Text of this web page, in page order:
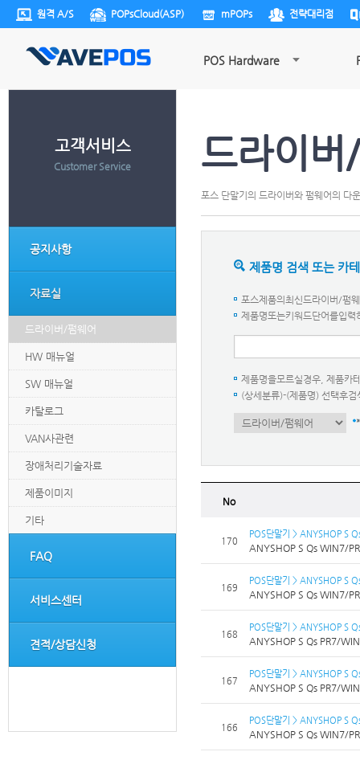
원격 A/S POPsCloud(ASP) mPOPs 전략대리점
POS Hardware
고객서비스
Customer Service
공지사항
자료실
드라이버/펌웨어
HW 매뉴얼
SW 매뉴얼
카탈로그
VAN사관련
장애처리기술자료
제품이미지
기타
FAQ
서비스센터
견적/상담신청
드라이버
포스 단말기의 드라이버와 펌웨어의 다
제품명 검색 또는 카
포스제품의최신드라이버/펌
제품명또는키워드단어를입
제품명을모르실경우, 제품카
(상세분류)-(제품명) 선택후
No
170
POS단말기 > ANYSHOP S
ANYSHOP S Qs WIN7/
169
POS단말기 > ANYSHOP S
ANYSHOP S Qs WIN7/
168
POS단말기 > ANYSHOP S
ANYSHOP S Qs PR7/
167
POS단말기 > ANYSHOP S
ANYSHOP S Qs PR7/
166
POS단말기 > ANYSHOP S
ANYSHOP S Qs WIN7/